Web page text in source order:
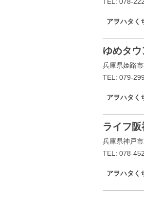
アヲハタく
ゆめタ
兵庫県姫路
TEL: 079-
アヲハタく
ライフ
兵庫県神戸
TEL: 078-
アヲハタく